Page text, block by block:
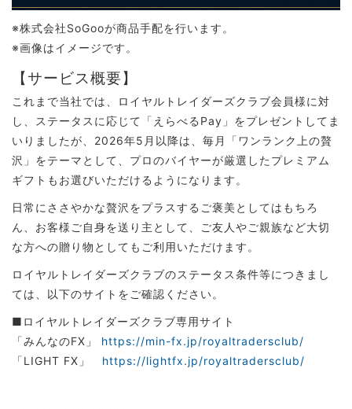
※株式会社SoGooが商品手配を行います。
※画像はイメージです。
【サービス概要】
これまで当社では、ロイヤルトレイダーズクラブ会員様に対
し、ステータスに応じて「えらべるPay」をプレゼントしてま
いりましたが、2026年5月以降は、毎月「ワンランク上の贅
沢」をテーマとして、プロのバイヤーが厳選したプレミアム
ギフトもお選びいただけるようになります。
日常にささやかな贅沢をプラスするご褒美としてはもちろ
ん、お客様ご自身を送り主として、ご友人やご親族など大切
な方への贈り物としてもご利用いただけます。
ロイヤルトレイダーズクラブのステータス条件等につきまし
ては、以下のサイトをご確認ください。
■ロイヤルトレイダーズクラブ専用サイト
「みんなのFX」 https://min-fx.jp/royaltradersclub/
「LIGHT FX」 https://lightfx.jp/royaltradersclub/